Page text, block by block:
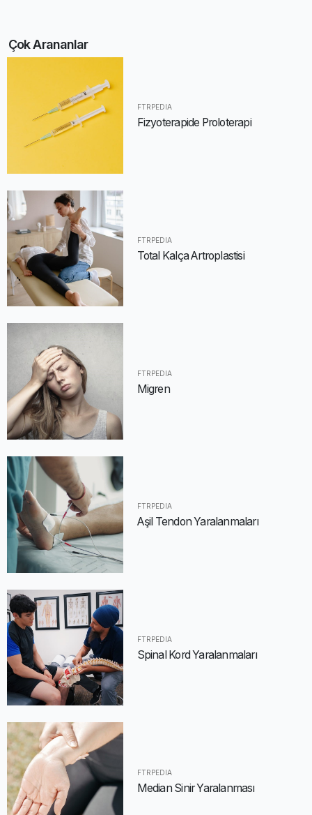
Çok Arananlar
FTRPEDIA
Fizyoterapide Proloterapi
FTRPEDIA
Total Kalça Artroplastisi
FTRPEDIA
Migren
FTRPEDIA
Aşil Tendon Yaralanmaları
FTRPEDIA
Spinal Kord Yaralanmaları
FTRPEDIA
Median Sinir Yaralanması